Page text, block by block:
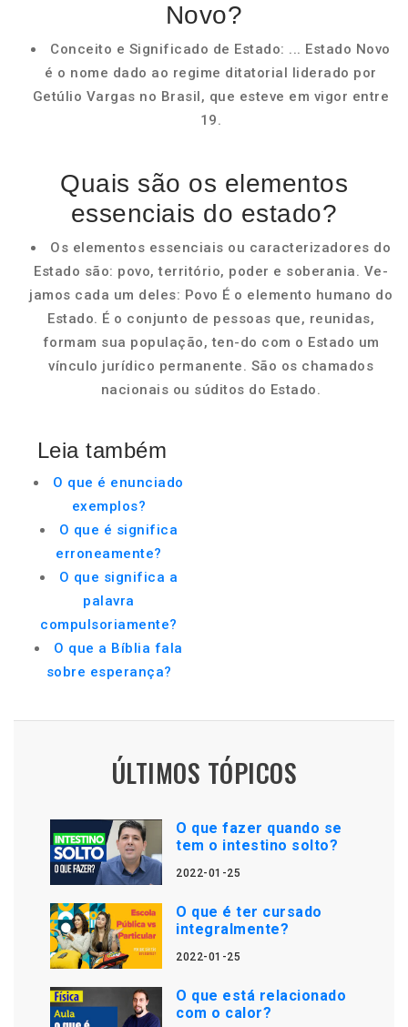
Novo?
Conceito e Significado de Estado: ... Estado Novo
é o nome dado ao regime ditatorial liderado por
Getúlio Vargas no Brasil, que esteve em vigor entre
19.
Quais são os elementos
essenciais do estado?
Os elementos essenciais ou caracterizadores do
Estado são: povo, território, poder e soberania. Ve-
jamos cada um deles: Povo É o elemento humano do
Estado. É o conjunto de pessoas que, reunidas,
formam sua população, ten-do com o Estado um
vínculo jurídico permanente. São os chamados
nacionais ou súditos do Estado.
Leia também
O que é enunciado
exemplos?
O que é significa
erroneamente?
O que significa a
palavra
compulsoriamente?
O que a Bíblia fala
sobre esperança?
ÚLTIMOS TÓPICOS
O que fazer quando se
tem o intestino solto?
2022-01-25
O que é ter cursado
integralmente?
2022-01-25
O que está relacionado
com o calor?